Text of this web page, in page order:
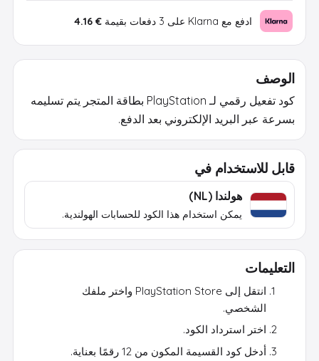
ادفع مع Klarna على 3 دفعات بقيمة € 4.16
الوصف
كود تفعيل رقمي لـ PlayStation بطاقة المتجر يتم تسليمه
بسرعة عبر البريد الإلكتروني بعد الدفع.
قابل للاستخدام في
هولندا (NL)
يمكن استخدام هذا الكود للحسابات الهولندية.
التعليمات
انتقل إلى PlayStation Store واختر ملفك
الشخصي.
اختر استرداد الكود.
أدخل كود القسيمة المكون من 12 رقمًا بعناية.